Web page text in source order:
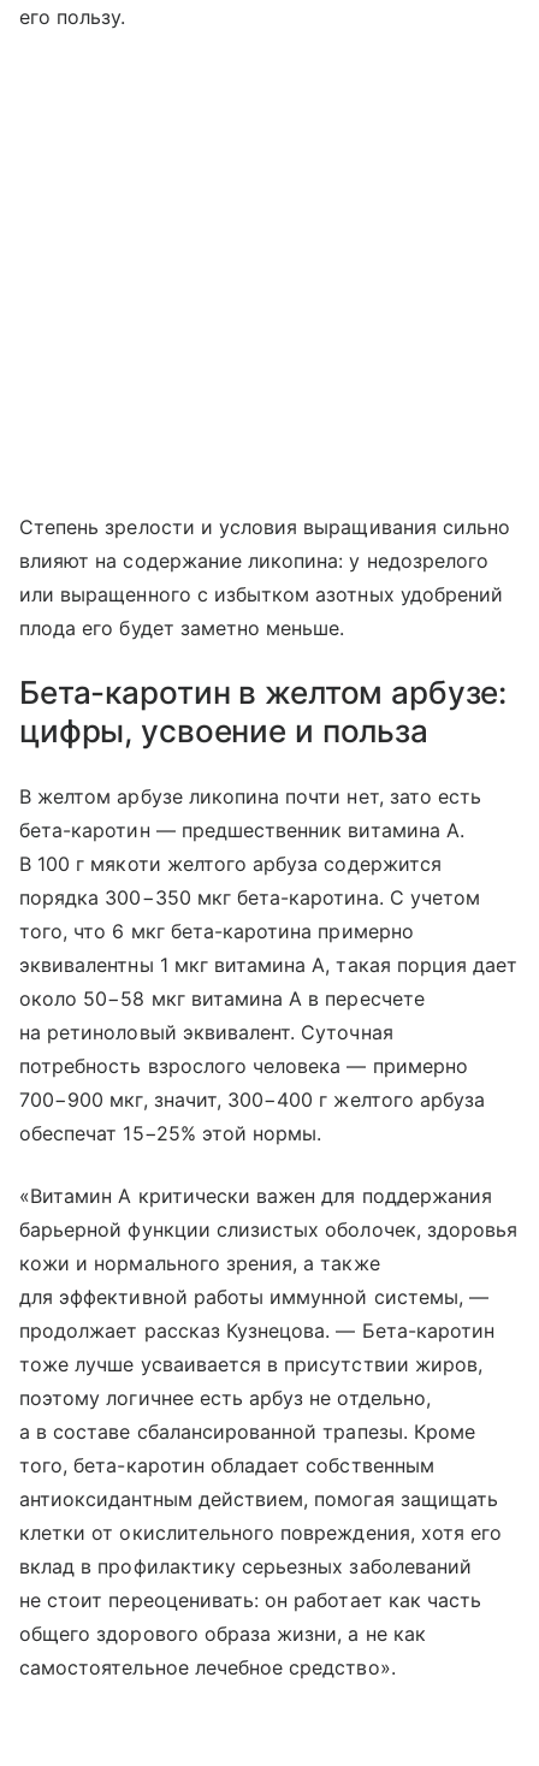
его пользу.
Степень зрелости и условия выращивания сильно
влияют на содержание ликопина: у недозрелого
или выращенного с избытком азотных удобрений
плода его будет заметно меньше.
Бета-каротин в желтом арбузе:
цифры, усвоение и польза
В желтом арбузе ликопина почти нет, зато есть
бета-каротин — предшественник витамина А.
В 100 г мякоти желтого арбуза содержится
порядка 300−350 мкг бета-каротина. С учетом
того, что 6 мкг бета-каротина примерно
эквивалентны 1 мкг витамина А, такая порция дает
около 50−58 мкг витамина А в пересчете
на ретиноловый эквивалент. Суточная
потребность взрослого человека — примерно
700−900 мкг, значит, 300−400 г желтого арбуза
обеспечат 15−25% этой нормы.
«Витамин А критически важен для поддержания
барьерной функции слизистых оболочек, здоровья
кожи и нормального зрения, а также
для эффективной работы иммунной системы, —
продолжает рассказ Кузнецова. — Бета-каротин
тоже лучше усваивается в присутствии жиров,
поэтому логичнее есть арбуз не отдельно,
а в составе сбалансированной трапезы. Кроме
того, бета-каротин обладает собственным
антиоксидантным действием, помогая защищать
клетки от окислительного повреждения, хотя его
вклад в профилактику серьезных заболеваний
не стоит переоценивать: он работает как часть
общего здорового образа жизни, а не как
самостоятельное лечебное средство».